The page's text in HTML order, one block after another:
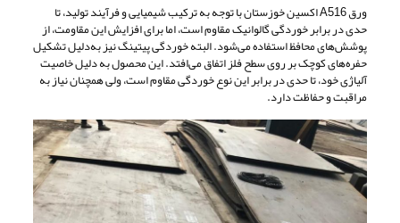
ورق A516 اکسین خوزستان با توجه به ترکیب شیمیایی و فرآیند تولید، تا
حدی در برابر خوردگی گالوانیک مقاوم است، اما برای افزایش این مقاومت، از
پوشش‌های محافظ استفاده می‌شود. البته خوردگی پیتینگ نیز به‌دلیل تشکیل
حفره‌های کوچک بر روی سطح فلز اتفاق می‌افتد. این محصول به دلیل خاصیت
آلیاژی خود، تا حدی در برابر این نوع خوردگی مقاوم است، ولی همچنان نیاز به
مراقبت و حفاظت دارد.